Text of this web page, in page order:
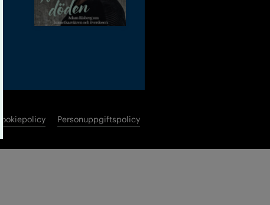
Cookiepolicy Personuppgiftspolicy